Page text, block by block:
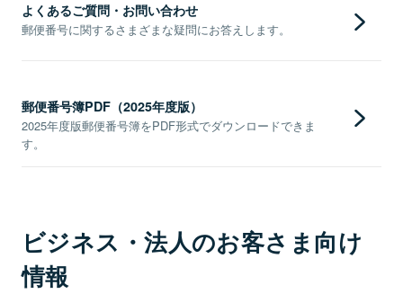
よくあるご質問・お問い合わせ
郵便番号に関するさまざまな疑問にお答えします。
郵便番号簿PDF（2025年度版）
2025年度版郵便番号簿をPDF形式でダウンロードできま
す。
ビジネス・法人のお客さま向け
情報